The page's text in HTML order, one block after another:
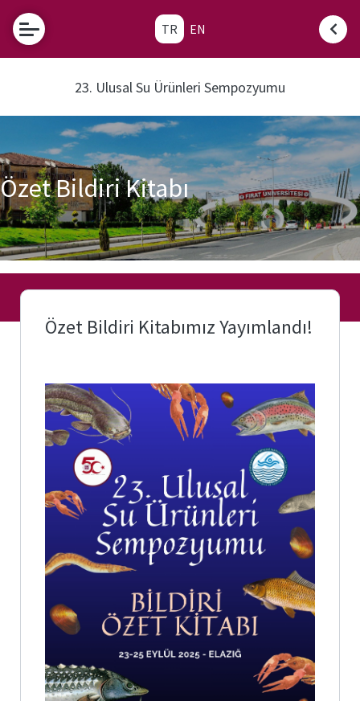
TR EN
23. Ulusal Su Ürünleri Sempozyumu
Özet Bildiri Kitabı
Özet Bildiri Kitabımız Yayımlandı!